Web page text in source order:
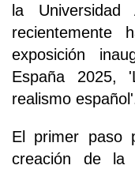
la
recientemente
exposición
España 2025,
realismo
El primer paso
creación de la